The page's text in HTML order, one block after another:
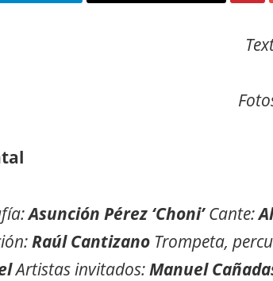
Asunción Pérez ‘Choni’Cante:
Raúl Cantizano Trompeta,
Artistas invitados:Manuel